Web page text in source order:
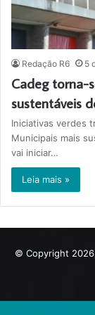
Redação R6 5
Cadeg torna-
sustentáveis
Iniciativas verdes
Municipais mais
vai iniciar…
Leia mais »
© Copyright